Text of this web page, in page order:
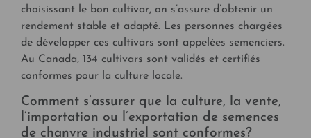
choisissant le bon cultivar, on s’assure d’obtenir un
rendement stable et adapté. Les personnes chargées
de développer ces cultivars sont appelées semenciers.
Au Canada, 134 cultivars sont validés et certifiés
conformes pour la culture locale.
Comment s’assurer que la culture, la vente,
l’importation ou l’exportation de semences
de chanvre industriel sont conformes?